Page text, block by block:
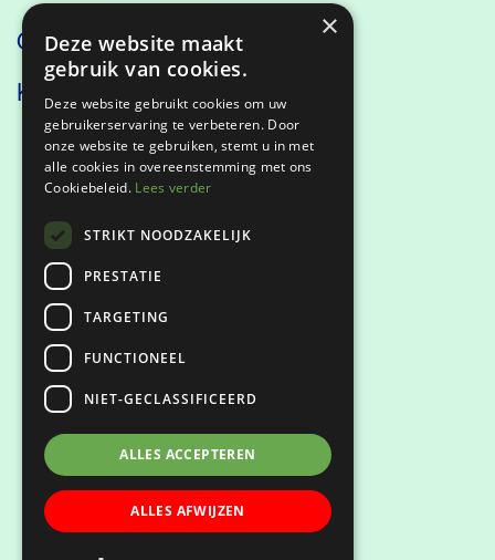
Ontdek onze school
Kennismaken
×
Deze website maakt
gebruik van cookies.
Deze website gebruikt cookies om uw
gebruikerservaring te verbeteren. Door
onze website te gebruiken, stemt u in met
alle cookies in overeenstemming met ons
Cookiebeleid. Lees verder
STRIKT NOODZAKELIJK
PRESTATIE
TARGETING
FUNCTIONEEL
NIET-GECLASSIFICEERD
ALLES ACCEPTEREN
ALLES AFWIJZEN